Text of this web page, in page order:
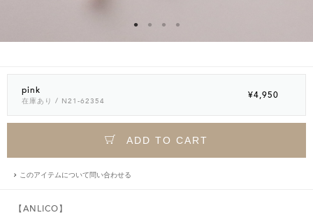
pink
在庫あり / N21-62354
¥4,950
ADD TO CART
このアイテムについて問い合わせる
【ANLICO】